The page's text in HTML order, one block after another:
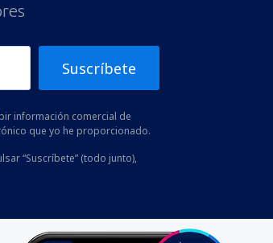
Suscríbete
información comercial de
que yo he proporcionado.
“Suscríbete” (todo junto),